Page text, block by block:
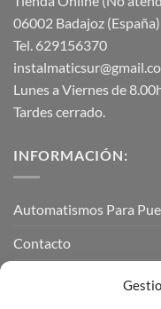
06002 Badajoz (España)
Tel. 629156370
Lunes a Viernes de
Tardes cerrado.
INFORMACIÓN:
Automatismos Para
Contacto